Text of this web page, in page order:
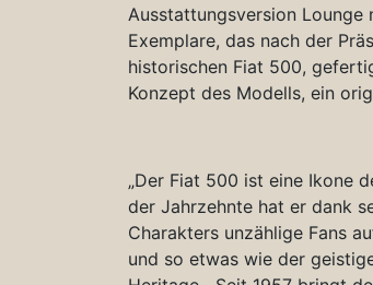
Ausstattungsversion
Exemplare, das nach der
historischen Fiat 500,
Konzept des Modells, ein
„Der Fiat 500 ist eine Ikone
der Jahrzehnte hat er dank
Charakters unzählige Fans
und so etwas wie der